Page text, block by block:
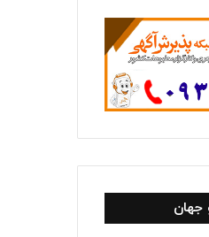
جهان